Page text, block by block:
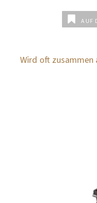
AUF
Wird oft